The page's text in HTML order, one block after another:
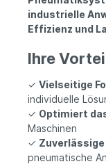
industrielle
Effizienz und
Ihre
✓ Vielseitige
individuelle
✓ Optimiert
Maschinen
✓
pneumatische